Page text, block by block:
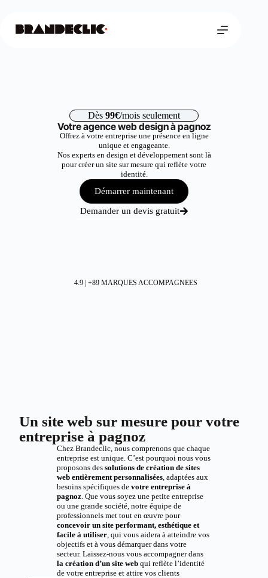
Dès 99€/mois seulement
Votre agence web design à pagnoz
Offrez à votre entreprise une présence en ligne
unique et engageante.
Nos experts en design et développement sont là
pour créer un site sur mesure qui reflète votre
identité.
Démarrer maintenant
Demander un devis gratuit
4.9 | +89 MARQUES ACCOMPAGNEES
Un site web sur mesure pour votre
entreprise à pagnoz
Chez Brandeclic, nous comprenons que chaque
entreprise est unique. C’est pourquoi nous vous
proposons des solutions de création de sites
web entièrement personnalisées, adaptées aux
besoins spécifiques de votre entreprise à
pagnoz. Que vous soyez une petite entreprise
ou une grande société, notre équipe de
professionnels met tout en œuvre pour
concevoir un site performant, esthétique et
facile à utiliser, qui vous aidera à atteindre vos
objectifs et à vous démarquer dans votre
secteur. Laissez-nous vous accompagner dans
la création d’un site webqui reflète l’identité
de votre entreprise et attire vos clients